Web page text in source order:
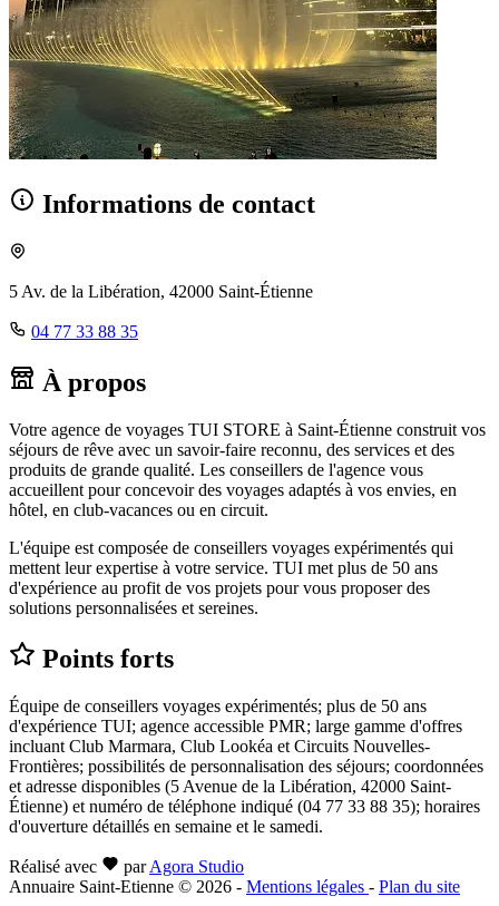
Informations de contact
5 Av. de la Libération, 42000 Saint-Étienne
04 77 33 88 35
À propos
Votre agence de voyages TUI STORE à Saint-Étienne construit vos
séjours de rêve avec un savoir-faire reconnu, des services et des
produits de grande qualité. Les conseillers de l'agence vous
accueillent pour concevoir des voyages adaptés à vos envies, en
hôtel, en club-vacances ou en circuit.
L'équipe est composée de conseillers voyages expérimentés qui
mettent leur expertise à votre service. TUI met plus de 50 ans
d'expérience au profit de vos projets pour vous proposer des
solutions personnalisées et sereines.
Points forts
Équipe de conseillers voyages expérimentés; plus de 50 ans
d'expérience TUI; agence accessible PMR; large gamme d'offres
incluant Club Marmara, Club Lookéa et Circuits Nouvelles-
Frontières; possibilités de personnalisation des séjours; coordonnées
et adresse disponibles (5 Avenue de la Libération, 42000 Saint-
Étienne) et numéro de téléphone indiqué (04 77 33 88 35); horaires
d'ouverture détaillés en semaine et le samedi.
Réalisé avec par Agora Studio
Annuaire Saint-Etienne © 2026 - Mentions légales - Plan du site